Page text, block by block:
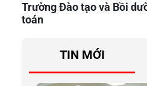
Trường Đào tạo và Bồi
toán
TIN MỚI